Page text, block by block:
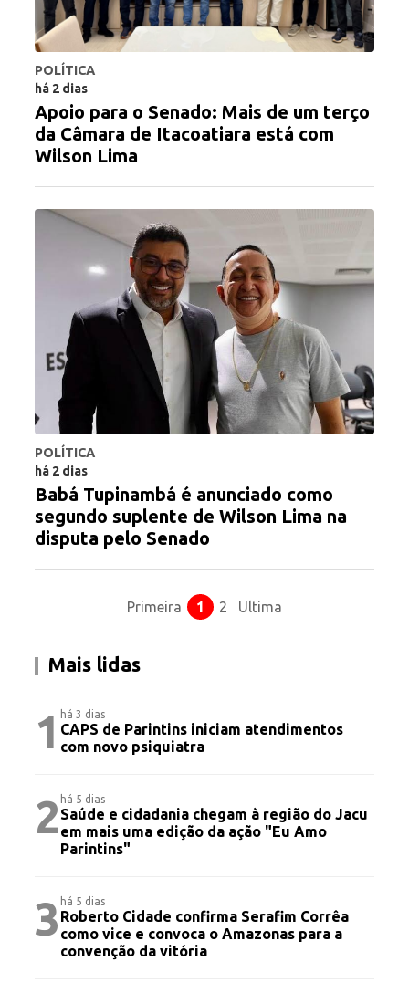
POLÍTICA
há 2 dias
Apoio para o Senado: Mais de um terço
da Câmara de Itacoatiara está com
Wilson Lima
POLÍTICA
há 2 dias
Babá Tupinambá é anunciado como
segundo suplente de Wilson Lima na
disputa pelo Senado
Primeira 1 2 Ultima
Mais lidas
1há 3 dias
CAPS de Parintins iniciam atendimentos
com novo psiquiatra
2há 5 dias
Saúde e cidadania chegam à região do Jacu
em mais uma edição da ação "Eu Amo
Parintins"
3há 5 dias
Roberto Cidade confirma Serafim Corrêa
como vice e convoca o Amazonas para a
convenção da vitória